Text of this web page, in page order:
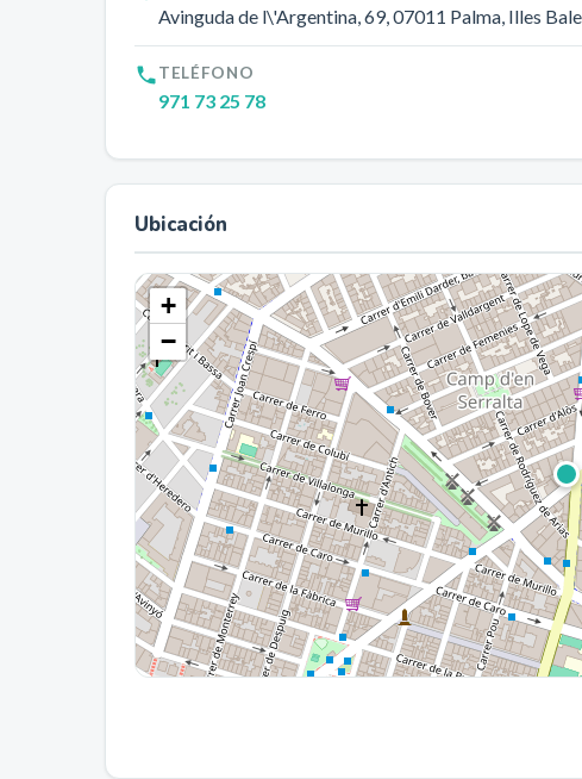
Avinguda de l\'Argentina, 69, 07011 Palma, Illes
TELÉFONO
971 73 25 78
Ubicación
+
−